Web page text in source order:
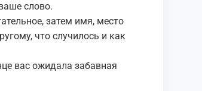
слово.
затем имя, место
что случилось и как
вас ожидала забавная